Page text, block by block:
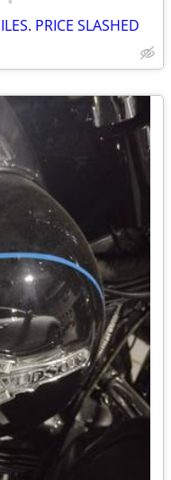
PRICE SLASHED